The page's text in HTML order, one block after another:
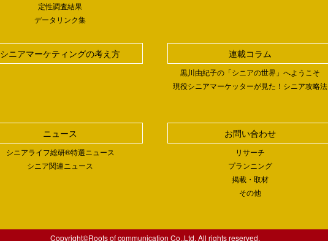
定性調査結果
データリンク集
シニアマーケティングの考え方 連載コラム
黒川由紀子の「シニアの世界」へようこそ
現役シニアマーケッターが見た！シニア攻略法
ニュース
シニアライフ総研®特選ニュース
シニア関連ニュース
お問い合わせ
リサーチ
プランニング
掲載・取材
その他
Copyright©Roots of communication Co.,Ltd. All rights reserved.